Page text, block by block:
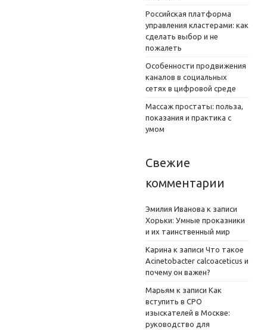
Российская платформа
управления кластерами: как
сделать выбор и не
пожалеть
Особенности продвижения
каналов в социальных
сетях в цифровой среде
Массаж простаты: польза,
показания и практика с
умом
Свежие
комментарии
Эмилия Иванова к записи
Хорьки: Умные проказники
и их таинственный мир
Карина к записи Что такое
Acinetobacter calcoaceticus и
почему он важен?
Марьям к записи Как
вступить в СРО
изыскателей в Москве:
руководство для